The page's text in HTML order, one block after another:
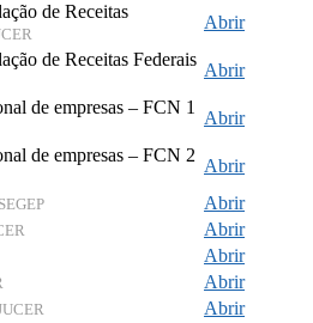
de Receitas
Abrir
de Receitas Federais
Abrir
de empresas – FCN 1
Abrir
de empresas – FCN 2
Abrir
Abrir
Abrir
Abrir
Abrir
Abrir